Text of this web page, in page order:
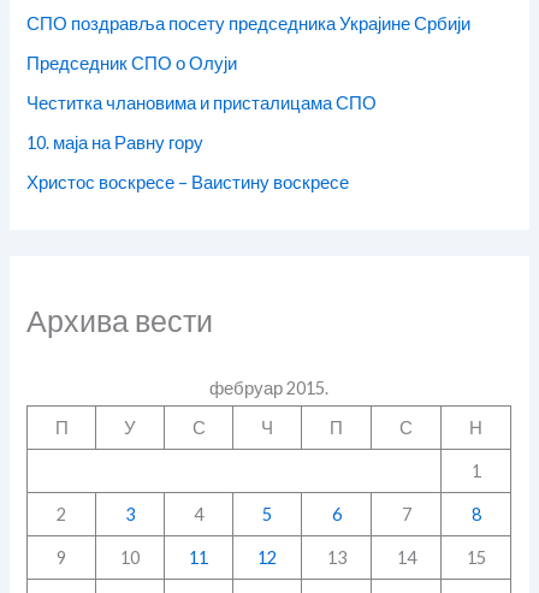
СПО поздравља посету председника Украјине Србији
Председник СПО о Олуји
Честитка члановима и присталицама СПО
10. маја на Равну гору
Христос воскресе – Ваистину воскресе
Архива вести
фебруар 2015.
П
У С Ч П С Н
1
2 3 4 5 6 7 8
9 10 11 12 13 14 15